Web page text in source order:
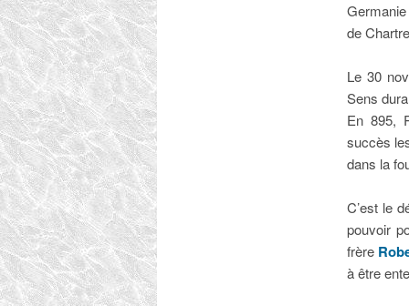
de
Le 30
Sens
En 895,
succès
dans la
C’est le
pouvoir
frère
à être